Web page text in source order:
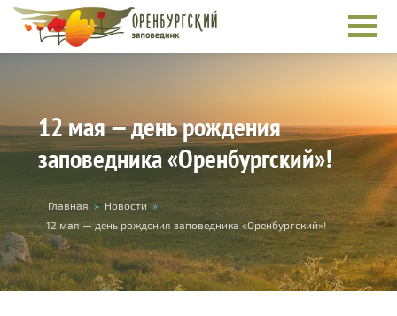
Перейти к основному содержанию
12 мая — день рождения
заповедника «Оренбургский»!
Вы здесь
Главная » Новости »
12 мая — день рождения заповедника «Оренбургский»!